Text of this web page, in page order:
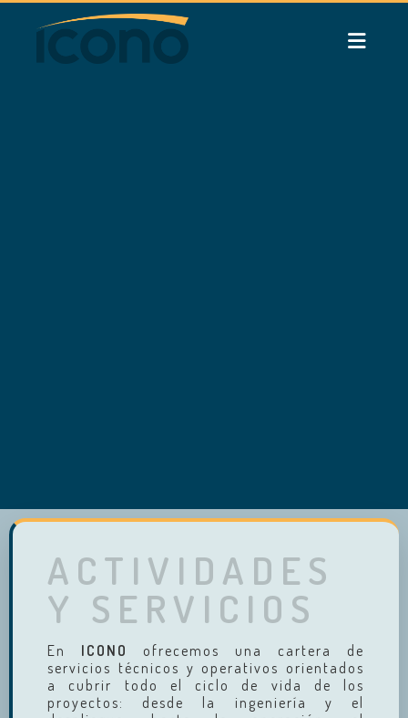
ACTIVIDADES
Y SERVICIOS
En ICONO
ofrecemos una cartera de
servicios técnicos y operativos orientados
a cubrir todo el ciclo de vida de los
proyectos: desde la ingeniería y el